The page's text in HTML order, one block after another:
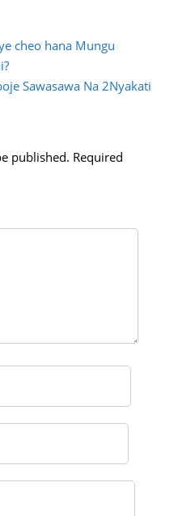
cheo hana Mungu
Sawasawa Na 2Nyakati
published. Required